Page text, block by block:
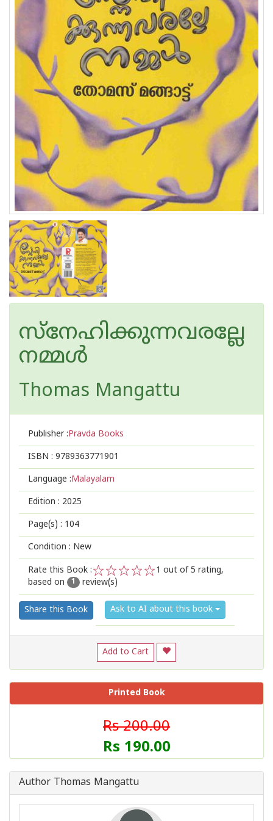
സ്നേഹിക്കുന്നവരല്ലേ
നമ്മൾ
Thomas Mangattu
Publisher :Pravda Books
ISBN : 9789363771901
Language :Malayalam
Edition : 2025
Page(s) : 104
Condition : New
Rate this Book :
2
1
1 out of 5 rating,
based on
1 review(s)
Share this Book Ask to AI about this book
Add to Cart
Printed Book
Rs 200.00
Rs 190.00
Author Thomas Mangattu